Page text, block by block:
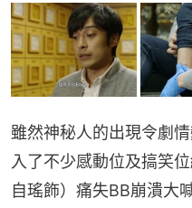
雖然神秘人的出現令劇
入了不少感動位及搞笑
自瑤飾）痛失BB崩潰大